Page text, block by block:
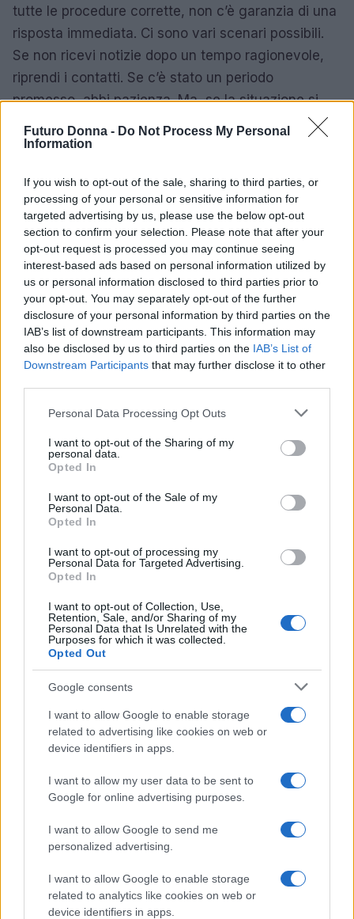
Futuro Donna - Do Not Process My Personal
Information
If you wish to opt-out of the sale, sharing to third parties, or
processing of your personal or sensitive information for
targeted advertising by us, please use the below opt-out
section to confirm your selection. Please note that after your
opt-out request is processed you may continue seeing
interest-based ads based on personal information utilized by
us or personal information disclosed to third parties prior to
your opt-out. You may separately opt-out of the further
disclosure of your personal information by third parties on the
IAB’s list of downstream participants. This information may
also be disclosed by us to third parties on the IAB’s List of
Downstream Participants that may further disclose it to other
Please note that this website/app uses one or more Google
not limited to your visit or usage behaviour. You may click to
grant or deny consent to Google and its third-party tags to
use your data for below specified purposes in below Google
consent section.
Personal Data Processing Opt Outs
I want to opt-out of the Sharing of my
personal data.
Opted In
I want to opt-out of the Sale of my
Personal Data.
Opted In
I want to opt-out of processing my
Personal Data for Targeted Advertising.
Opted In
I want to opt-out of Collection, Use,
Retention, Sale, and/or Sharing of my
Personal Data that Is Unrelated with the
Purposes for which it was collected.
Opted Out
Google consents
I want to allow Google to enable storage
related to advertising like cookies on web or
device identifiers in apps.
I want to allow my user data to be sent to
Google for online advertising purposes.
I want to allow Google to send me
personalized advertising.
I want to allow Google to enable storage
related to analytics like cookies on web or
device identifiers in apps.
tutte le procedure corrette, non c’è garanzia di una
risposta immediata. Ci sono vari scenari possibili.
Se non ricevi notizie dopo un tempo ragionevole,
riprendi i contatti. Se c’è stato un periodo
promesso, abbi pazienza. Ma, se la situazione si
dilunga, puoi sempre farti sentire, mantenendo
sempre un tono cortese. “La pazienza è la virtù dei
suo motivo.
In conclusione, seguire un colloquio di lavoro è
un’arte sottile. Con un approccio attento e
strategico, puoi distinguerti e dimostrare il tuo
interesse genuino. Ma ricorda: la chiave è sempre
l’equilibrio tra pazienza e determinazione. Buona
fortuna!
Staff
Continua a leggere